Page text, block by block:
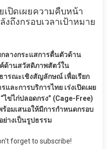
เปิดเผยความคืบหน้า
งถึงกรอบเวลาเป้าหมาย
ลางกระแสการตื่นตัวด้าน
ด้านสวัสดิภาพสัตว์ใน
ารณะเชิงสัญลักษณ์ เพื่อเรียก
ละการบริการไทย เร่งเปิดเผย
ข่ไก่ปลอดกรง” (Cage-Free)
อมเสนอให้มีการกำหนดกรอบ
ย่างเป็นรูปธรรม
forget to subscribe!